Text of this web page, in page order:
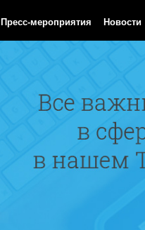
Пресс-мероприятия Новости